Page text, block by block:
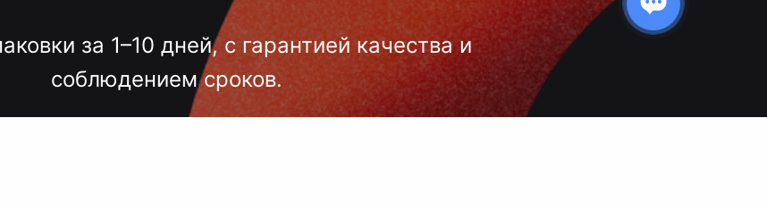
за 1–10 дней, с гарантией качества и
соблюдением сроков.